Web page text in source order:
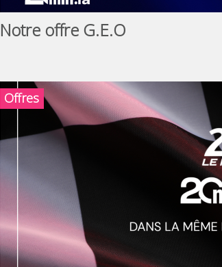
Notre offre G.E.O
Offres